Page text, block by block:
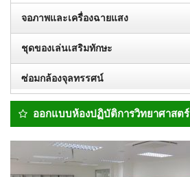
จอภาพและเครื่องฉายแสง
ชุดของเล่นเสริมทักษะ
ซ่อมกล้องจุลทรรศน์
ออกแบบห้องปฏิบัติการวิทยาศาสตร์